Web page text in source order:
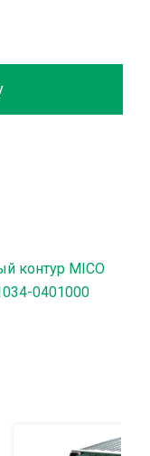
контур MICO
0401000